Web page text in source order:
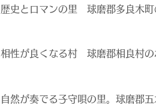
歴史とロマンの里 球磨郡多良木町
相性が良くなる村 球磨郡相良村の
自然が奏でる子守唄の里。球磨郡